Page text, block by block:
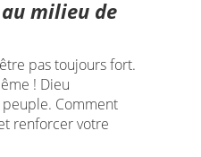
milieu de
pas toujours fort.
! Dieu
peuple. Comment
renforcer votre